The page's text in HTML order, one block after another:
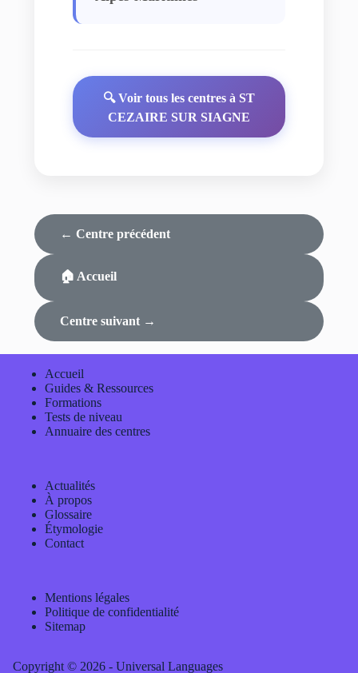
🔍 Voir tous les centres à ST
CEZAIRE SUR SIAGNE
← Centre précédent
🏠 Accueil
Centre suivant →
Accueil
Guides & Ressources
Formations
Tests de niveau
Annuaire des centres
Actualités
À propos
Glossaire
Étymologie
Contact
Mentions légales
Politique de confidentialité
Sitemap
Copyright © 2026 - Universal Languages